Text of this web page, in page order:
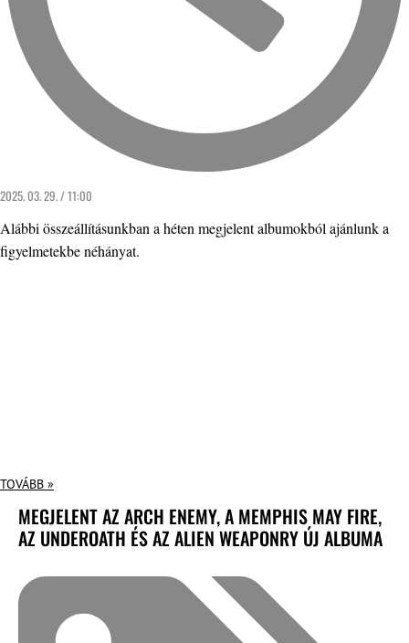
2025. 03. 29. / 11:00
Alábbi összeállításunkban a héten megjelent albumokból ajánlunk a
figyelmetekbe néhányat.
TOVÁBB »
MEGJELENT AZ ARCH ENEMY, A MEMPHIS MAY FIRE,
AZ UNDEROATH ÉS AZ ALIEN WEAPONRY ÚJ ALBUMA